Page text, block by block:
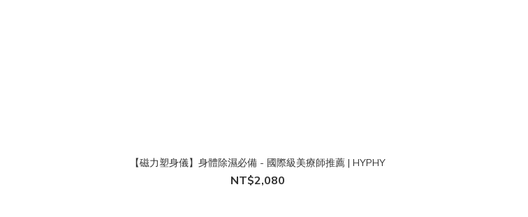
【磁力塑身儀】身體除濕必備 - 國際級美療師推薦 | HYPHY
NT$2,080